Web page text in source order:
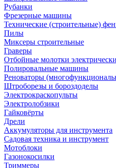
Рубанки
Фрезерные машины
Технические (строительные)
Пилы
Миксеры строительные
Граверы
Отбойные молотки
Полировальные машины
Реноваторы
Штроборезы и бороздоделы
Электрокраскопульты
Электролобзики
Гайковёрты
Дрели
Аккумуляторы для инструмента
Садовая техника и инструмент
Мотоблоки
Газонокосилки
Триммеры